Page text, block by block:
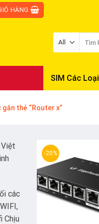
HÀNG
SIM Các Loại
thẻ “Router x”
các
Chịu
-20%